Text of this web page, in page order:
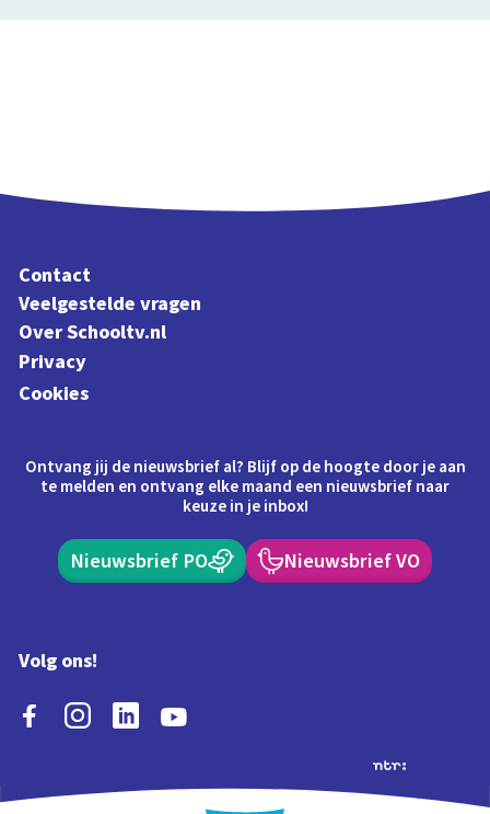
Contact
Veelgestelde vragen
Over Schooltv.nl
Privacy
Cookies
Ontvang jij de nieuwsbrief al? Blijf op de hoogte door je aan
te melden en ontvang elke maand een nieuwsbrief naar
keuze in je inbox!
Nieuwsbrief PO Nieuwsbrief VO
Volg ons!